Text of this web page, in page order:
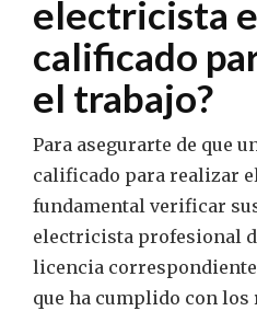
electricista
calificado
el trabajo?
Para asegurarte de que
calificado para realizar
fundamental verificar
electricista profesional
licencia
que ha cumplido con los